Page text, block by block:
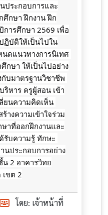
ประกอบการและ
ศึกษา ฝึกงาน ฝึก
ารศึกษา 2569 เพื่อ
ฏิบัติให้เป็นไปใน
ดแนวทางการนิเทศ
กษา ให้เป็นไปอย่าง
บมาตรฐานวิชาชีพ
หาร ครูผู้สอน เข้า
ยนความคิดเห็น
างความเข้าใจร่วม
าที่ออกฝึกงานและ
รับความรู้ ทักษะ
นประกอบการอย่าง
2 อาคารวิทย
ขต 2
โดย: เจ้าหน้าที่